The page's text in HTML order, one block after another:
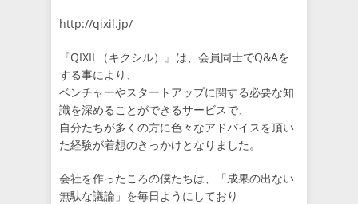
http://qixil.jp/
『QIXIL（キクシル）』は、会員同士でQ&Aを
する事により、
ベンチャーやスタートアップに関する必要な知
識を深めることができるサービスで、
自分たちが多くの方に色々なアドバイスを頂い
た経験が着想のきっかけとなりました。
会社を作ったころの僕たちは、「成果の出ない
無駄な議論」を毎日ようにしており